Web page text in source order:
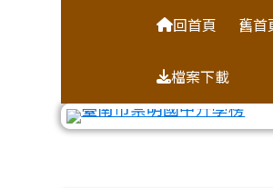
台南市崇明國中
回首頁 舊首
檔案下載